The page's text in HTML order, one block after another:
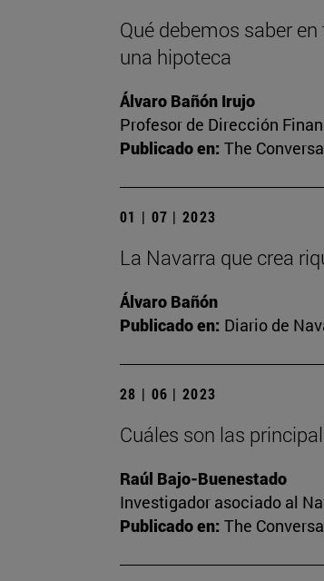
Qué debemos saber
una hipoteca
Álvaro Bañón Irujo
Profesor de Dirección
Publicado en: The
01 | 07 | 2023
La Navarra que crea
Álvaro Bañón
Publicado en: Diario de
28 | 06 | 2023
Cuáles son las
Raúl Bajo-Buenestado
Investigador asociado al
Publicado en: The